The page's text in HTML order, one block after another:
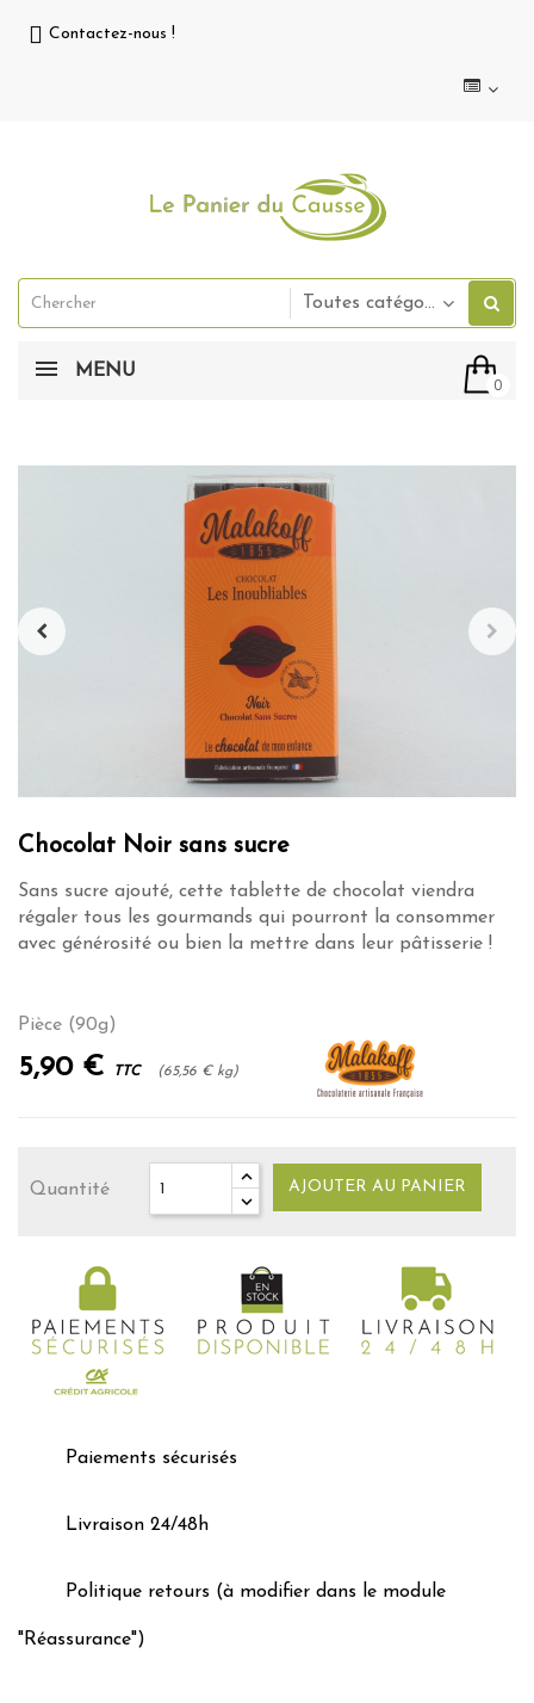
Contactez-nous !
Toutes catégories
0
MENU
Chocolat Noir sans sucre
Sans sucre ajouté, cette tablette de chocolat viendra
régaler tous les gourmands qui pourront la consommer
avec générosité ou bien la mettre dans leur pâtisserie !
Pièce (90g)
5,90 € TTC (65,56 € kg)
Quantité AJOUTER AU PANIER
Paiements sécurisés
Livraison 24/48h
Politique retours (à modifier dans le module
"Réassurance")